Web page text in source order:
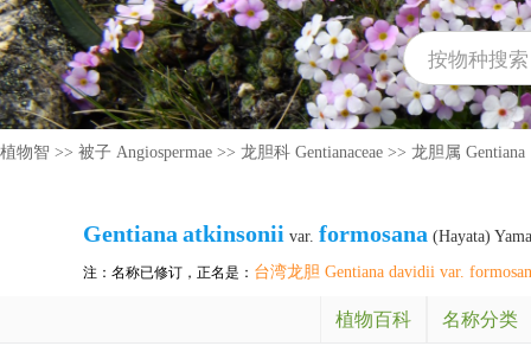
植物智 >> 被子 Angiospermae >> 龙胆科 Gentianaceae >> 龙胆属 Gentiana
Gentiana atkinsonii var. formosana (Hayata)
注：名称已修订，正名是： 台湾龙胆 Gentiana davidii var.
植物百科 名称分类